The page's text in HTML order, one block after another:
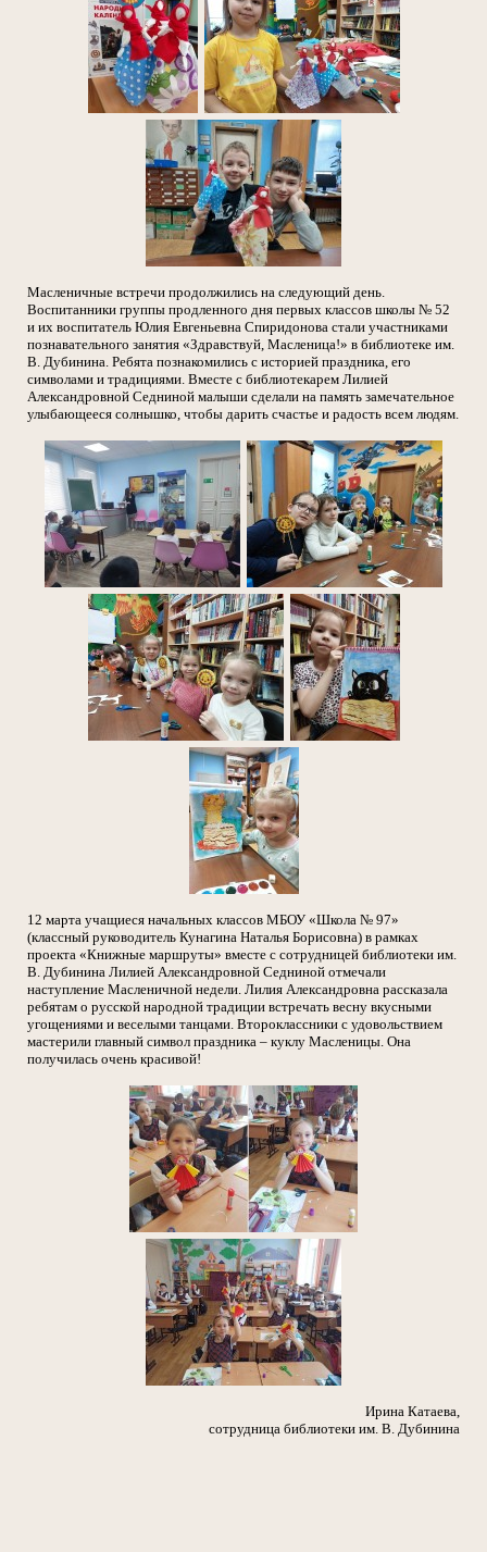
Масленичные встречи продолжились на следующий день.
Воспитанники группы продленного дня первых классов школы № 52
и их воспитатель Юлия Евгеньевна Спиридонова стали участниками
познавательного занятия «Здравствуй, Масленица!» в библиотеке им.
В. Дубинина. Ребята познакомились с историей праздника, его
символами и традициями. Вместе с библиотекарем Лилией
Александровной Седниной малыши сделали на память замечательное
улыбающееся солнышко, чтобы дарить счастье и радость всем людям.
12 марта учащиеся начальных классов МБОУ «Школа № 97»
(классный руководитель Кунагина Наталья Борисовна) в рамках
проекта «Книжные маршруты» вместе с сотрудницей библиотеки им.
В. Дубинина Лилией Александровной Седниной отмечали
наступление Масленичной недели. Лилия Александровна рассказала
ребятам о русской народной традиции встречать весну вкусными
угощениями и веселыми танцами. Второклассники с удовольствием
мастерили главный символ праздника – куклу Масленицы. Она
получилась очень красивой!
Ирина Катаева,
сотрудница библиотеки им. В. Дубинина